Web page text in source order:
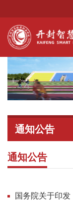
通知公告
通知公告
国务院关于印发